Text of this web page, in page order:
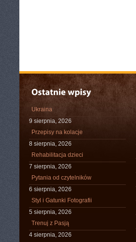
Ukraina
9 sierpnia, 2026
Przepisy na kolacje
8 sierpnia, 2026
Rehabilitacja dzieci
7 sierpnia, 2026
Pytania od czytelników
6 sierpnia, 2026
Styl i Gatunki Fotografii
5 sierpnia, 2026
Trenuj z Pasją
4 sierpnia, 2026